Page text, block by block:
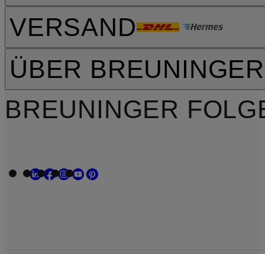
VERSAND
ÜBER BREUNINGER
BREUNINGER